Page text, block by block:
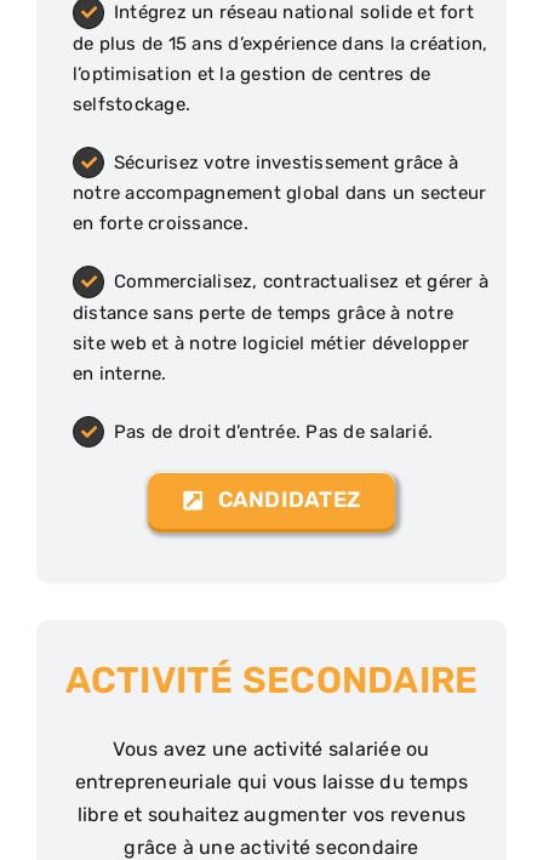
Intégrez un réseau national solide et fort
de plus de 15 ans d’expérience dans la création,
l’optimisation et la gestion de centres de
selfstockage.
Sécurisez votre investissement grâce à
notre accompagnement global dans un secteur
en forte croissance.
Commercialisez, contractualisez et gérer à
distance sans perte de temps grâce à notre
site web et à notre logiciel métier développer
en interne.
Pas de droit d’entrée. Pas de salarié.
CANDIDATEZ
ACTIVITÉ SECONDAIRE
Vous avez une activité salariée ou
entrepreneuriale qui vous laisse du temps
libre et souhaitez augmenter vos revenus
grâce à une activité secondaire